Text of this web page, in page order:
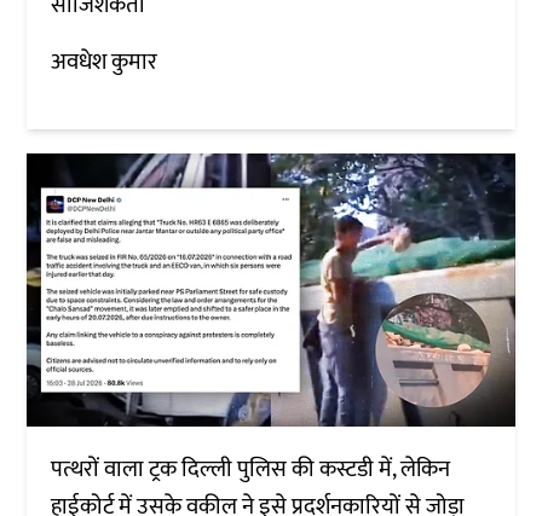
अवधेश कुमार
पत्थरों वाला ट्रक दिल्ली पुलिस की कस्टडी में, लेकिन
हाईकोर्ट में उसके वकील ने इसे प्रदर्शनकारियों से जोड़ा